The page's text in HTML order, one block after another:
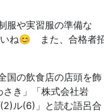
服や実習服の準備な
いね😊 また、合格者
国の飲食店の店頭を飾
き」「株式会社岩
ル(6)」と読む語呂合